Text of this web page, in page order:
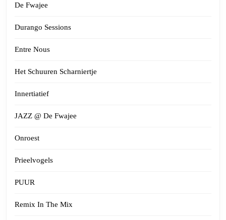
De Fwajee
Durango Sessions
Entre Nous
Het Schuuren Scharniertje
Innertiatief
JAZZ @ De Fwajee
Onroest
Prieelvogels
PUUR
Remix In The Mix